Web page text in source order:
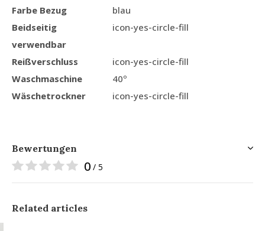
Farbe Bezug
blau
Beidseitig
verwendbar
icon-yes-circle-fill
Reißverschluss
icon-yes-circle-fill
Waschmaschine
40º
Wäschetrockner
icon-yes-circle-fill
Bewertungen
0 / 5
Related articles